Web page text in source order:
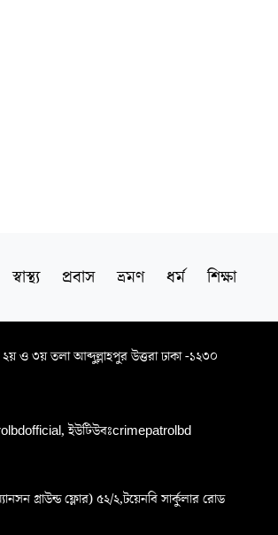
স্বাস্থ্য প্রবাস ভ্রমণ ধর্ম শিক্ষা
২য় ও ৩য় তলা আব্দুল্লাহপুর উত্তরা ঢাকা -১২৩০
ইউটিউবঃcrimepatrolbd
গ্রাউন্ড ফ্লোর) ৫২/২,টয়েনবি সার্কুলার রোড